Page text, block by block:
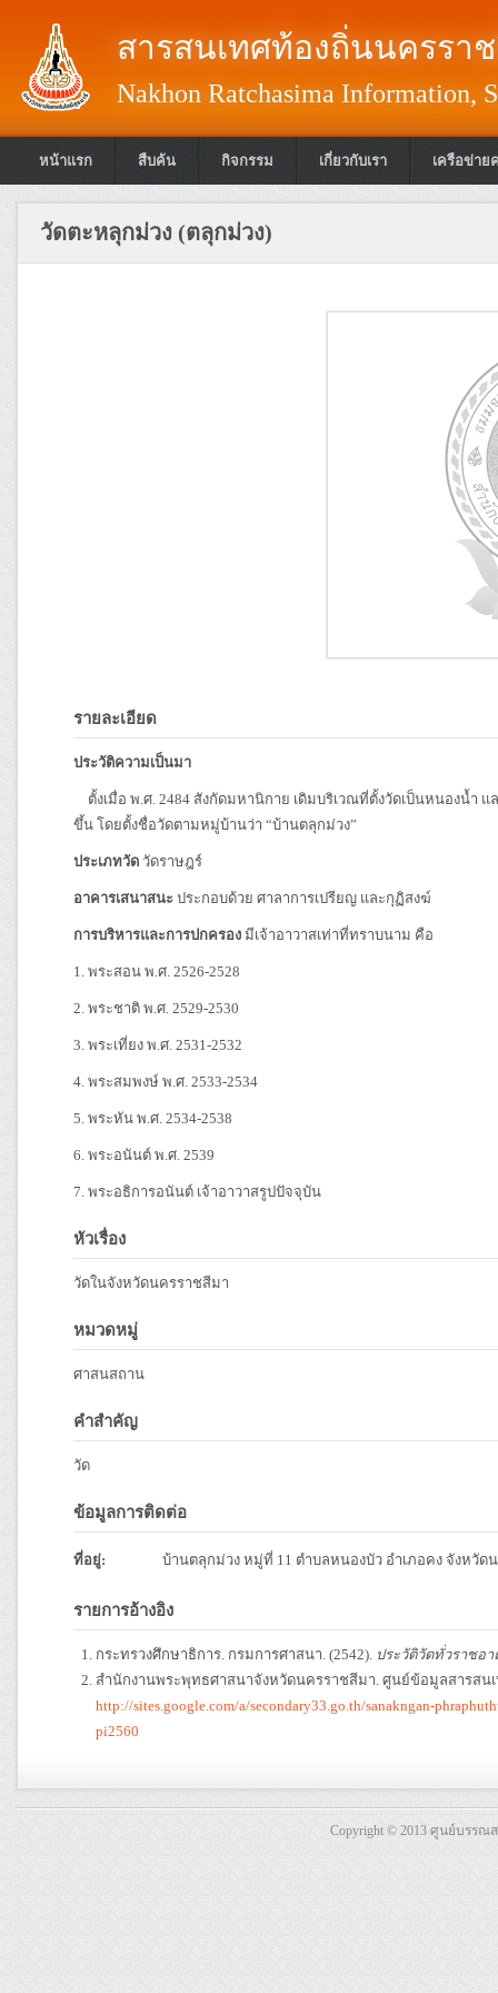
สารสนเทศท้องถิ่นนครรา
Nakhon Ratchasima Information,
หน้าแรก สืบค้น กิจกรรม เกี่ยวกับเรา เครือข่าย
วัดตะหลุกม่วง (ตลุกม่วง)
รายละเอียด
ประวัติความเป็นมา
ตั้งเมื่อ พ.ศ. 2484 สังกัดมหานิกาย เดิมบริเวณที่ตั้งวัดเป็นหนองน้ำ
ขึ้น โดยตั้งชื่อวัดตามหมู่บ้านว่า “บ้านตลุกม่วง”
ประเภทวัด วัดราษฎร์
อาคารเสนาสนะ ประกอบด้วย ศาลาการเปรียญ และกุฏิสงฆ์
การบริหารและการปกครอง มีเจ้าอาวาสเท่าที่ทราบนาม คือ
1. พระสอน พ.ศ. 2526-2528
2. พระชาติ พ.ศ. 2529-2530
3. พระเที่ยง พ.ศ. 2531-2532
4. พระสมพงษ์ พ.ศ. 2533-2534
5. พระหัน พ.ศ. 2534-2538
6. พระอนันต์ พ.ศ. 2539
7. พระอธิการอนันต์ เจ้าอาวาสรูปปัจจุบัน
หัวเรื่อง
วัดในจังหวัดนครราชสีมา
หมวดหมู่
ศาสนสถาน
คำสำคัญ
วัด
ข้อมูลการติดต่อ
ที่อยู่: บ้านตลุกม่วง หมู่ที่ 11 ตำบลหนองบัว อำเภอคง จังหวัด
รายการอ้างอิง
กระทรวงศึกษาธิการ. กรมการศาสนา. (2542). ประวัติวัดทั่วราชอ
สำนักงานพระพุทธศาสนาจังหวัดนครราชสีมา. ศูนย์ข้อมูลสารสน
http://sites.google.com/a/secondary33.go.th/sanakngan-
pi2560
Copyright © 2013 ศูนย์บรร